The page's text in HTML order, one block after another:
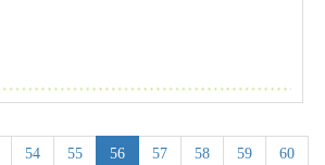
54 55 56 57 58 59 60